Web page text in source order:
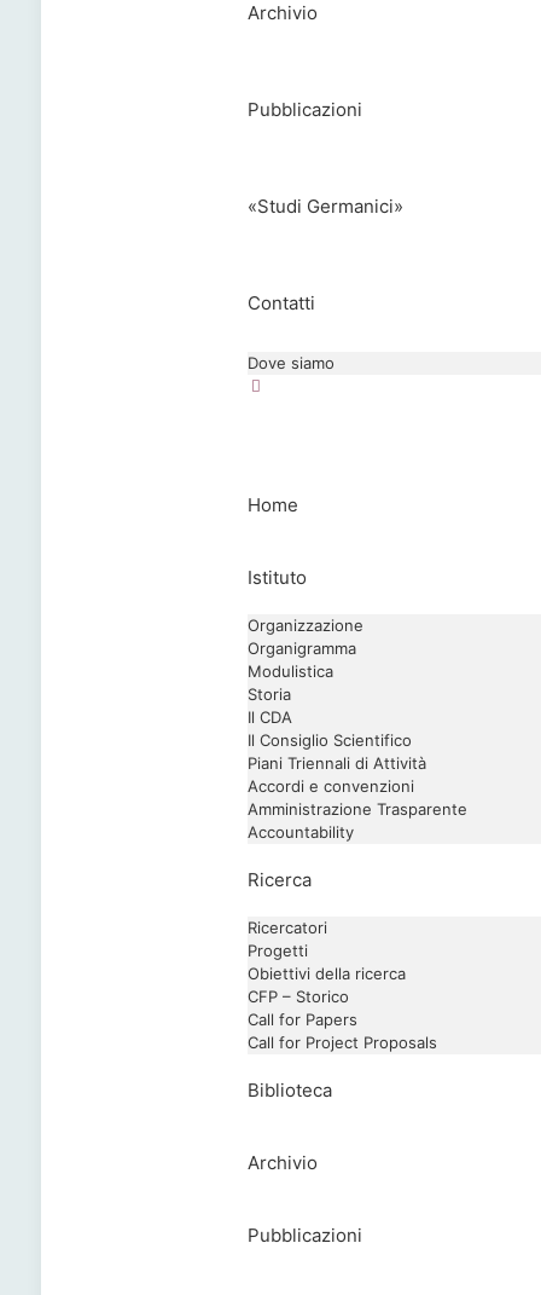
Archivio
Pubblicazioni
«Studi Germanici»
Contatti
Dove siamo
Home
Istituto
Organizzazione
Organigramma
Modulistica
Storia
Il CDA
Il Consiglio Scientifico
Piani Triennali di Attività
Accordi e convenzioni
Amministrazione Trasparente
Accountability
Ricerca
Ricercatori
Progetti
Obiettivi della ricerca
CFP – Storico
Call for Papers
Call for Project Proposals
Biblioteca
Archivio
Pubblicazioni